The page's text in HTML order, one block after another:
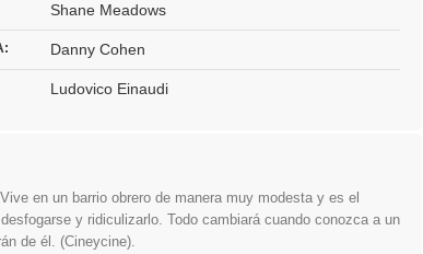
Shane Meadows
Danny Cohen
Ludovico Einaudi
en un barrio obrero de manera muy modesta y es el
y ridiculizarlo. Todo cambiará cuando conozca a un
de él. (Cineycine).